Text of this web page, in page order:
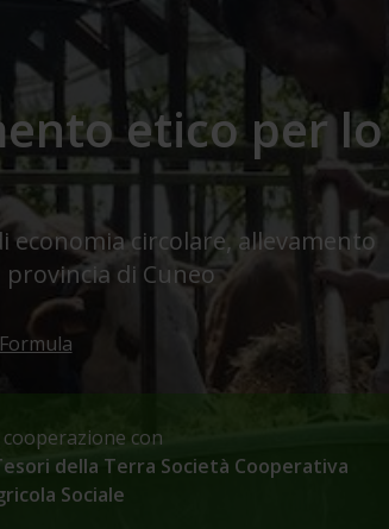
etico per lo
circolare, allevamento
di Cuneo
cooperazione con
della Terra Società Cooperativa
Sociale